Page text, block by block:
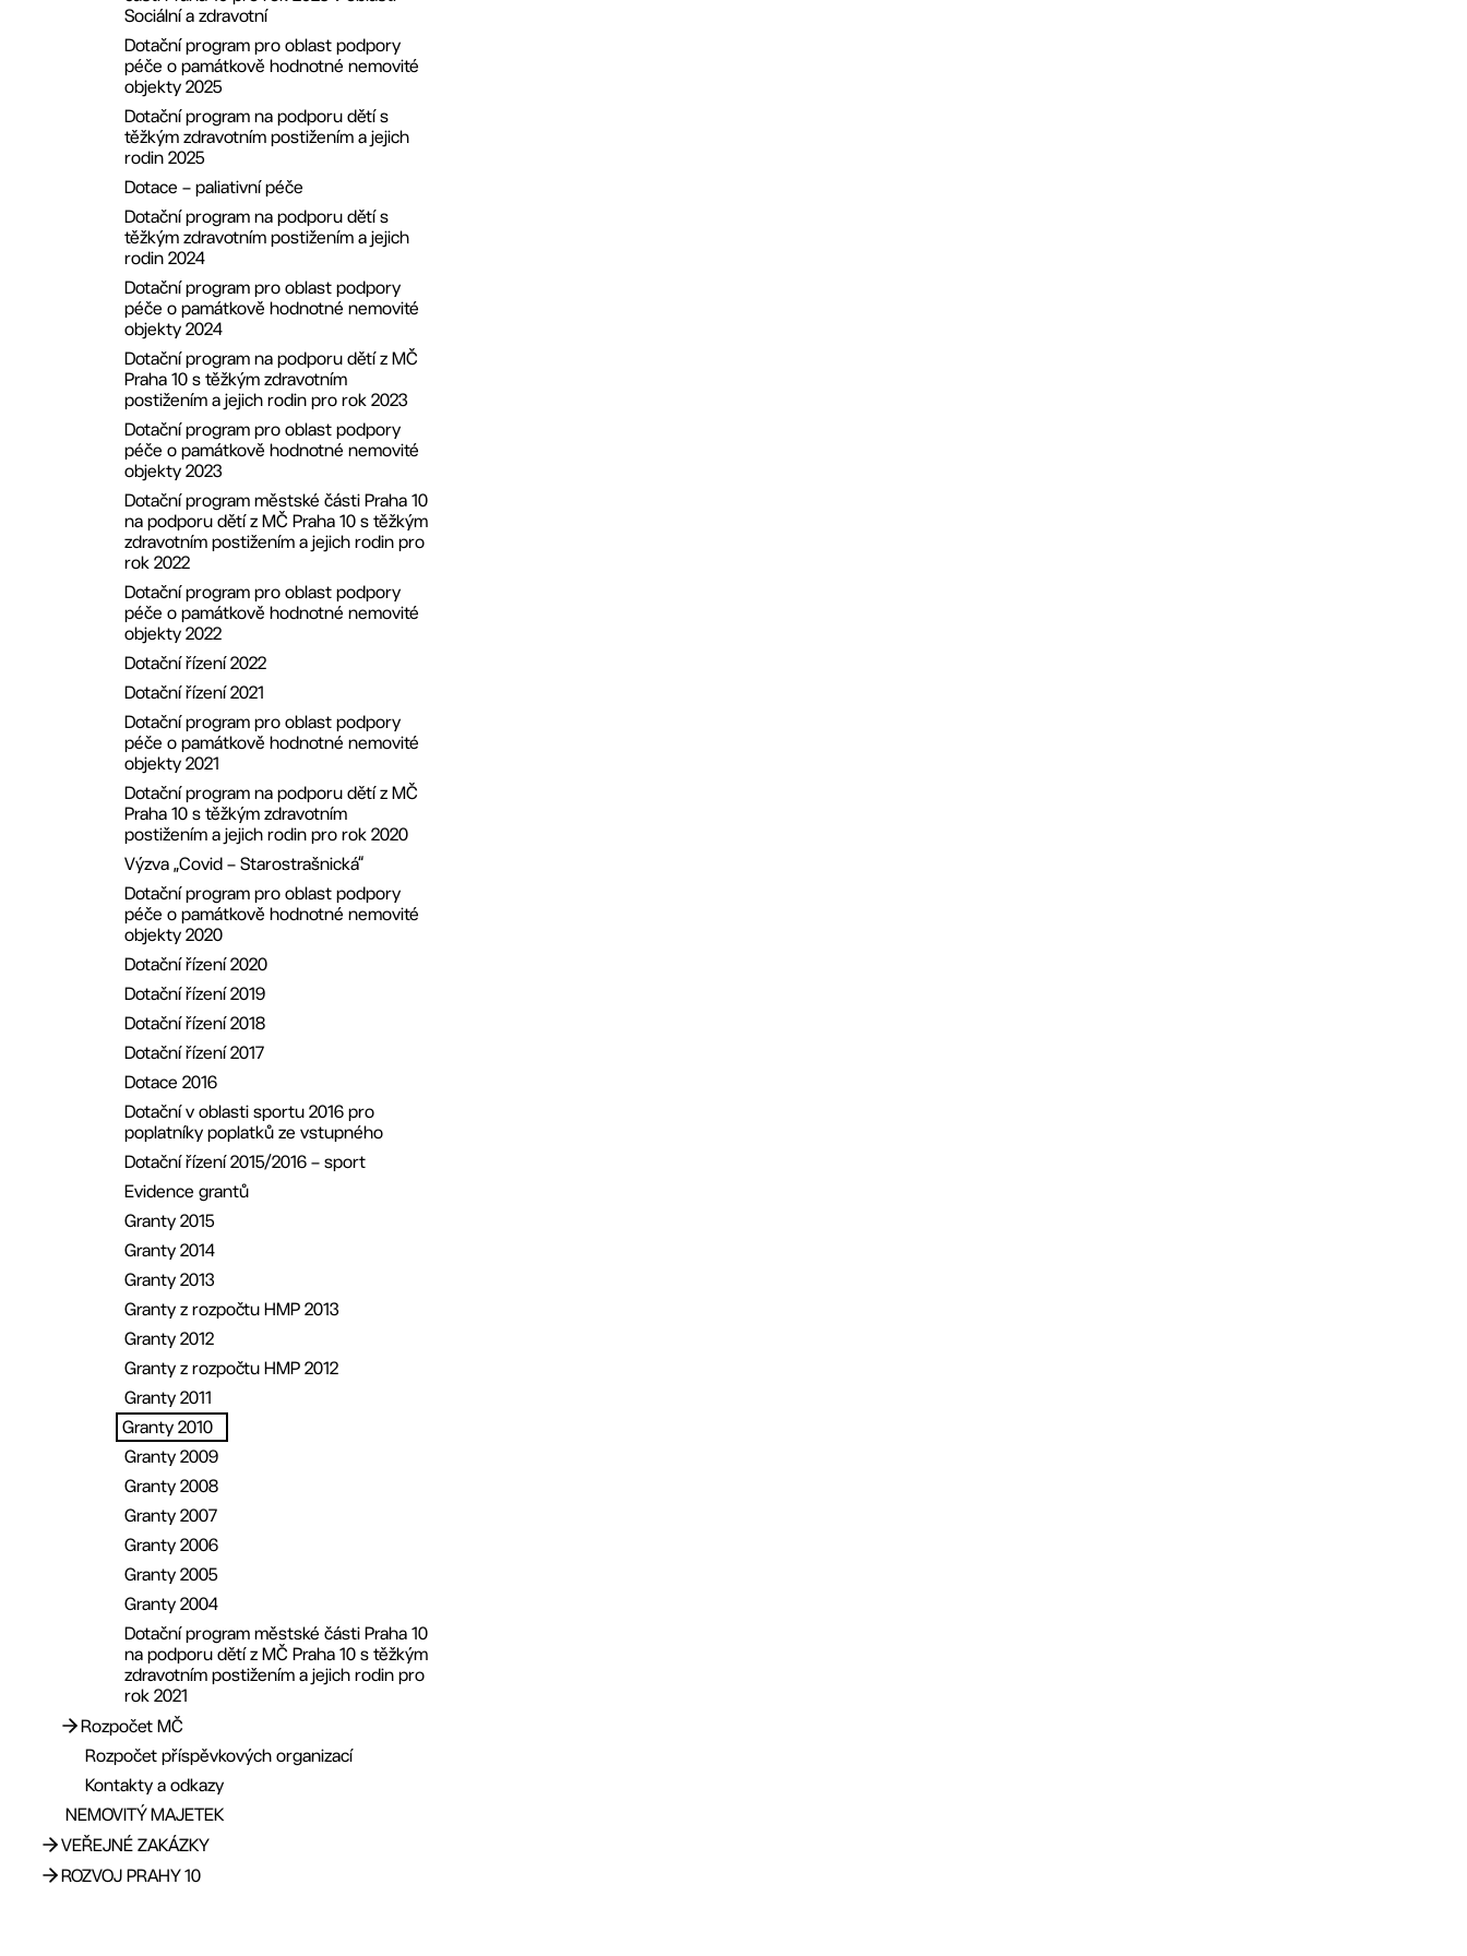
27. ZMČ ze dne 20.12.2021
26. ZMČ ze dne 15.11.2021
25. ZMČ ze dne 20.9.2021
24. ZMČ ze dne 21.6.2021
23. ZMČ ze dne 12.4.2021
22. ZMČ ze dne 25.1.2021
21. ZMČ dne 21.12.2020
20. ZMČ dne 9.11.2020
19. ZMČ dne 30.9.2020
17. ZMČ ze dne 22.6.2020
16. ZMČ ze dne 25.5.2020
15. ZMČ dne 2.3.2020
14. ZMČ ze dne 27.1.2020
13. ZMČ ze dne 16. 12. 2019
10. ZMČ ze dne 23.9.2019
9. ZMČ ze dne 11.9.2019
8. ZMČ ze dne 24.6.2019
7. ZMČ ze dne 27.5.2019
6. ZMČ ze dne 29.4.2019
5. ZMČ ze dne 25.3.2019
4. ZMČ ze dne 25.2.2019
3. ZMČ ze dne 28.1.2019
2. ZMČ ze dne 10.12.2018
Redakční rada
Sociální a zdravotní
Dotační program pro oblast podpory
péče o památkově hodnotné nemovité
objekty 2025
Dotační program na podporu dětí s
těžkým zdravotním postižením a jejich
rodin 2025
Dotace – paliativní péče
Dotační program na podporu dětí s
těžkým zdravotním postižením a jejich
rodin 2024
Dotační program pro oblast podpory
péče o památkově hodnotné nemovité
objekty 2024
Dotační program na podporu dětí z MČ
Praha 10 s těžkým zdravotním
postižením a jejich rodin pro rok 2023
Dotační program pro oblast podpory
péče o památkově hodnotné nemovité
objekty 2023
Dotační program městské části Praha 10
na podporu dětí z MČ Praha 10 s těžkým
zdravotním postižením a jejich rodin pro
rok 2022
Dotační program pro oblast podpory
péče o památkově hodnotné nemovité
objekty 2022
Dotační řízení 2022
Dotační řízení 2021
Dotační program pro oblast podpory
péče o památkově hodnotné nemovité
objekty 2021
Dotační program na podporu dětí z MČ
Praha 10 s těžkým zdravotním
postižením a jejich rodin pro rok 2020
Výzva „Covid – Starostrašnická“
Dotační program pro oblast podpory
péče o památkově hodnotné nemovité
objekty 2020
Dotační řízení 2020
Dotační řízení 2019
Dotační řízení 2018
Dotační řízení 2017
Dotace 2016
Dotační v oblasti sportu 2016 pro
poplatníky poplatků ze vstupného
Dotační řízení 2015/2016 – sport
Evidence grantů
Granty 2015
Granty 2014
Granty 2013
Granty z rozpočtu HMP 2013
Granty 2012
Granty z rozpočtu HMP 2012
Granty 2011
Granty 2010
Granty 2009
Granty 2008
Granty 2007
Granty 2006
Granty 2005
Granty 2004
Dotační program městské části Praha 10
na podporu dětí z MČ Praha 10 s těžkým
zdravotním postižením a jejich rodin pro
rok 2021
Rozpočet MČ
Rozpočet 2026
Rozpočet 2025
Rozpočet 2024
Rozpočet 2023
Rozpočet 2022
Rozpočet příspěvkových organizací
Kontakty a odkazy
NEMOVITÝ MAJETEK
VEŘEJNÉ ZAKÁZKY
Profil zadavatele
ROZVOJ PRAHY 10